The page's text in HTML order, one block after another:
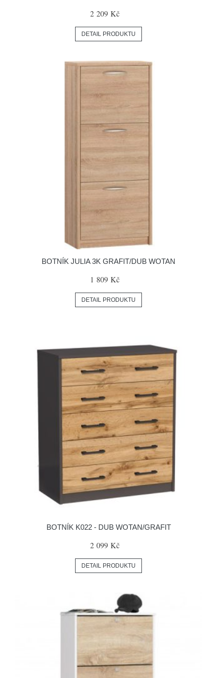
2 209 Kč
DETAIL PRODUKTU
BOTNÍK JULIA 3K GRAFIT/DUB WOTAN
1 809 Kč
DETAIL PRODUKTU
BOTNÍK K022 - DUB WOTAN/GRAFIT
2 099 Kč
DETAIL PRODUKTU